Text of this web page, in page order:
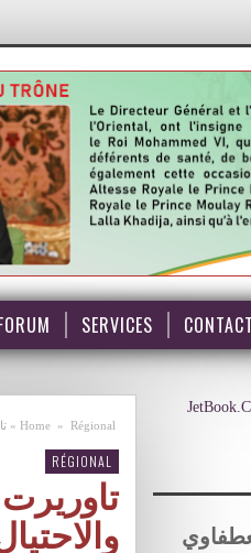
SERVICES CONTACT
Home » Régional
»
RÉGIONAL